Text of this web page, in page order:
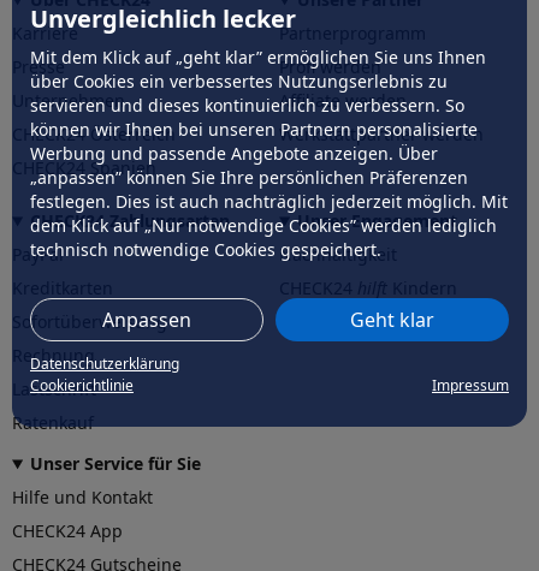
Unvergleichlich lecker
Mit dem Klick auf „geht klar” ermöglichen Sie uns Ihnen
über Cookies ein verbessertes Nutzungserlebnis zu
servieren und dieses kontinuierlich zu verbessern. So
können wir Ihnen bei unseren Partnern personalisierte
Werbung und passende Angebote anzeigen. Über
„anpassen” können Sie Ihre persönlichen Präferenzen
festlegen. Dies ist auch nachträglich jederzeit möglich. Mit
dem Klick auf „Nur notwendige Cookies” werden lediglich
technisch notwendige Cookies gespeichert.
Anpassen Geht klar
Datenschutzerklärung
Cookierichtlinie
Impressum
Karriere
Presse
Unternehmen
CHECK24 Österreich
CHECK24 Spanien
Partnerprogramm
Profi werden
Affiliate werden
Werkstattpartner werden
CHECK24 Zahlungsarten
PayPal
Sofortüberweisung
Rechnung
Lastschrift
Ratenkauf
Unser Engagement
Nachhaltigkeit
CHECK24hilftder Natur
Unser Service für Sie
Hilfe und Kontakt
CHECK24 App
CHECK24 Gutscheine